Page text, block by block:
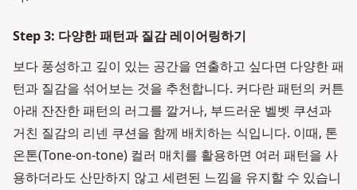
Step 3: 다양한 패턴과 질감 레이어링하기
보다 풍성하고 깊이 있는 공간을 연출하고 싶다면 다양한 패
턴과 질감을 섞어보는 것을 추천합니다. 커다란 패턴의 커튼
아래 잔잔한 패턴의 러그를 깔거나, 부드러운 벨벳 쿠션과
거친 질감의 리넨 쿠션을 함께 배치하는 식입니다. 이때, 톤
온톤(Tone-on-tone) 컬러 매치를 활용하면 여러 패턴을 사
용하더라도 산만하지 않고 세련된 느낌을 유지할 수 있습니